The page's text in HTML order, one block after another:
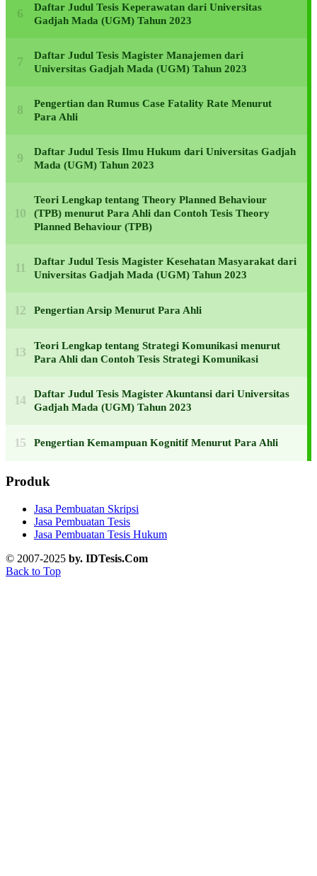
Daftar Judul Tesis Keperawatan dari Universitas
Gadjah Mada (UGM) Tahun 2023
Daftar Judul Tesis Magister Manajemen dari
Universitas Gadjah Mada (UGM) Tahun 2023
Pengertian dan Rumus Case Fatality Rate Menurut
Para Ahli
Daftar Judul Tesis Ilmu Hukum dari Universitas Gadjah
Mada (UGM) Tahun 2023
Teori Lengkap tentang Theory Planned Behaviour
(TPB) menurut Para Ahli dan Contoh Tesis Theory
Planned Behaviour (TPB)
Daftar Judul Tesis Magister Kesehatan Masyarakat dari
Universitas Gadjah Mada (UGM) Tahun 2023
Pengertian Arsip Menurut Para Ahli
Teori Lengkap tentang Strategi Komunikasi menurut
Para Ahli dan Contoh Tesis Strategi Komunikasi
Daftar Judul Tesis Magister Akuntansi dari Universitas
Gadjah Mada (UGM) Tahun 2023
Pengertian Kemampuan Kognitif Menurut Para Ahli
Produk
Jasa Pembuatan Skripsi
Jasa Pembuatan Tesis
Jasa Pembuatan Tesis Hukum
© 2007-2025 by. IDTesis.Com
Back to Top